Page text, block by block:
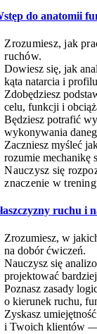
do anatomii
Zrozumiesz, jak
ruchów.
Dowiesz się, jak
kąta natarcia i
Zdobędziesz
celu, funkcji i
Będziesz potrafić
wykonywania
Zaczniesz myśleć
rozumie mechanikę
Nauczysz się
znaczenie w
ruchu i
Zrozumiesz, w
na dobór ćwiczeń.
Nauczysz się
projektować
Poznasz zasady
o kierunek ruchu,
Zyskasz
i Twoich klientów